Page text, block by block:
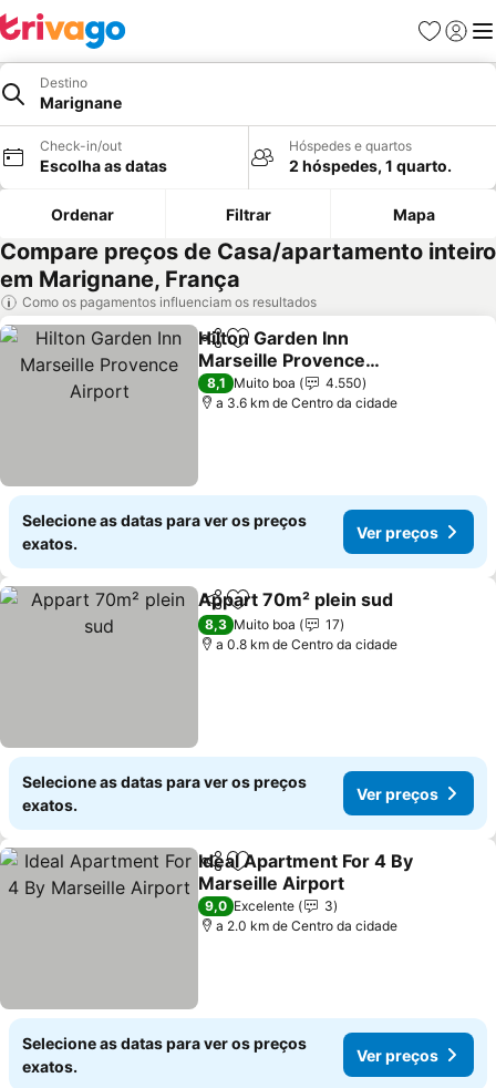
Favoritos
Iniciar
Destino
Marignane
Check-in/out
Escolha as datas
Hóspedes e quartos
2 hóspedes, 1 quarto.
Ordenar Filtrar Mapa
Compare preços de Casa/apartamento inteiro
em Marignane, França
Como os pagamentos influenciam os resultados
PartilharAdicionar aos favoritos
Hilton Garden Inn
Marseille Provence
Airport
Ver preços
8,1 Muito boa
4.550
a 3.6 km de Centro da cidade
Selecione as datas para ver os preços
exatos.
Ver preços
PartilharAdicionar aos favoritos
Appart 70m² plein sud
8,3 Muito boa
17
a 0.8 km de Centro da cidade
Selecione as datas para ver os preços
exatos.
Ver preços
PartilharAdicionar aos favoritos
Ideal Apartment For 4 By
Marseille Airport
Ver preços
9,0 Excelente
3
a 2.0 km de Centro da cidade
Selecione as datas para ver os preços
exatos.
Ver preços